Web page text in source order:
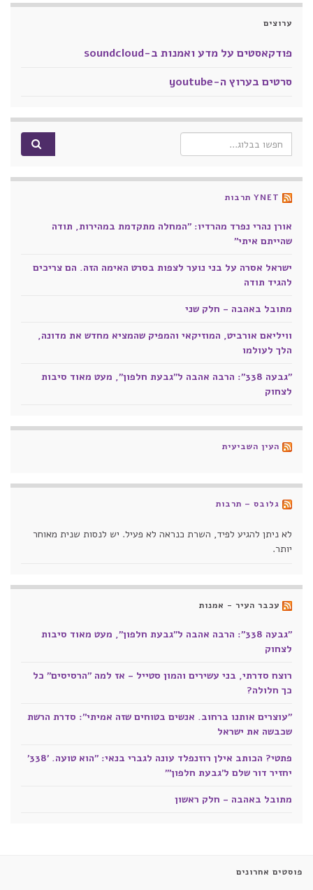
ערוצים
פודקאסטים על מדע ואמנות ב-soundcloud
סרטים בערוץ ה-youtube
Search for:
YNET תרבות
אורן נהרי נפרד מהרדיו: "המחלה מתקדמת במהירות, תודה
שהייתם איתי"
ישראל אסרה על בני נוער לצפות בסרט האימה הזה. הם צריכים
להגיד תודה
מתובל באהבה - חלק שני
וויליאם אורביט, המוזיקאי והמפיק שהמציא מחדש את מדונה,
הלך לעולמו
"גבעה 338": הרבה אהבה ל"גבעת חלפון", מעט מאוד סיבות
לצחוק
העין השביעית
גלובס – תרבות
לא ניתן להגיע לפיד, השרת כנראה לא פעיל. יש לנסות שנית מאוחר
יותר.
עכבר העיר - אמנות
"גבעה 338": הרבה אהבה ל"גבעת חלפון", מעט מאוד סיבות
לצחוק
רוצח סדרתי, בני עשירים והמון סטייל - אז למה "הרסיסים" כל
כך חלולה?
"עוצרים אותנו ברחוב. אנשים בטוחים שזה אמיתי": סדרת הרשת
שכבשה את ישראל
פתטי? הכותב אילן רוזנפלד עונה לגברי בנאי: "הוא טועה. '338'
יחזיר דור שלם ל'גבעת חלפון'"
מתובל באהבה - חלק ראשון
פוסטים אחרונים